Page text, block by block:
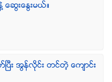
ဆြးေႏြးမယ္။
ပီး အြန္လိုင္း တင္တဲ့ ေက်ာင္း